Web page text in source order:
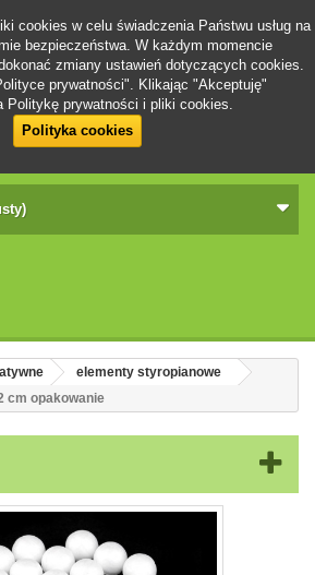
cookies w celu świadczenia Państwu usług na
bezpieczeństwa. W każdym momencie
zmiany ustawień dotyczących cookies.
prywatności". Klikając "Akceptuję"
Politykę prywatności i pliki cookies.
Polityka cookies
elementy styropianowe
cm opakowanie